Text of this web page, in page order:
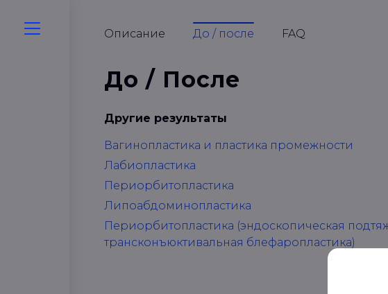
Описание До / после FAQ
До / После
Другие результаты
Вагинопластика и пластика промежности
Лабиопластика
Периорбитопластика
Липоабдоминопластика
Периорбитопластика (эндоскопическая
трансконъюктивальная блефаропластика)